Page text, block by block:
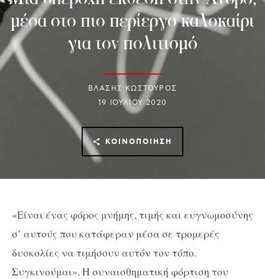
μέσα στο πιο περίεργο καλοκαίρι
για τον πολιτισμό
ΒΛΑΣΗΣ ΚΩΣΤΟΥΡΟΣ
19 ΙΟΥΛΊΟΥ 2020
ΚΟΙΝΟΠΟΊΗΣΗ
«Είναι ένας φόρος μνήμης, τιμής και ευγνωμοσύνης
σ’ αυτούς που κατάφεραν μέσα σε τρομερές
δυσκολίες να τιμήσουν αυτόν τον τόπο.
Συγκινούμαι». Η συναισθηματική φόρτιση του